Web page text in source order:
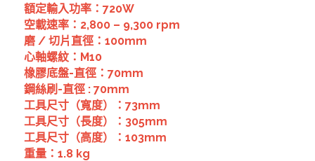
其它工具
KUMAS 工具
電錶類
木工刀系列
鑽頭類
鑽頭類
板手及夾頭類
木工刀系列
額定輸入功率：720W
空載速率：2,800 – 9,300 rpm
磨 / 切片直徑：100mm
心軸螺紋：M10
橡膠底盤-直徑：70mm
鋼絲刷-直徑 : 70mm
工具尺寸（寬度）：73mm
工具尺寸（長度）：305mm
工具尺寸（高度）：103mm
重量：1.8 kg